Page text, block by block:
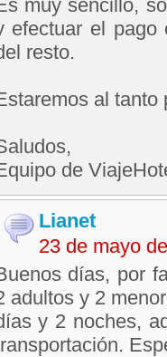
muy sencillo,
efectuar el pago
resto.
al tanto
de
Lianet
23 de mayo
días, por
adultos y 2
y 2 noches,